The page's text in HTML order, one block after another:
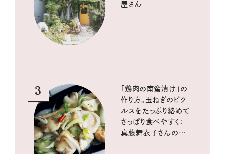
屋さん
3
「鶏肉の南蛮漬け」の
作り方。玉ねぎのピク
ルスをたっぷり絡めて
さっぱり食べやすく：
真藤舞衣子さんの発